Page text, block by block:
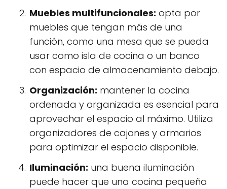
Muebles multifuncionales: opta por
muebles que tengan más de una
función, como una mesa que se pueda
usar como isla de cocina o un banco
con espacio de almacenamiento debajo.
Organización: mantener la cocina
ordenada y organizada es esencial para
aprovechar el espacio al máximo. Utiliza
organizadores de cajones y armarios
para optimizar el espacio disponible.
Iluminación: una buena iluminación
puede hacer que una cocina pequeña